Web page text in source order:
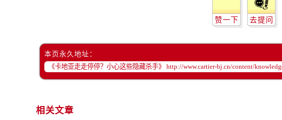
赞一下 去提问
本页永久地址：
相关文章